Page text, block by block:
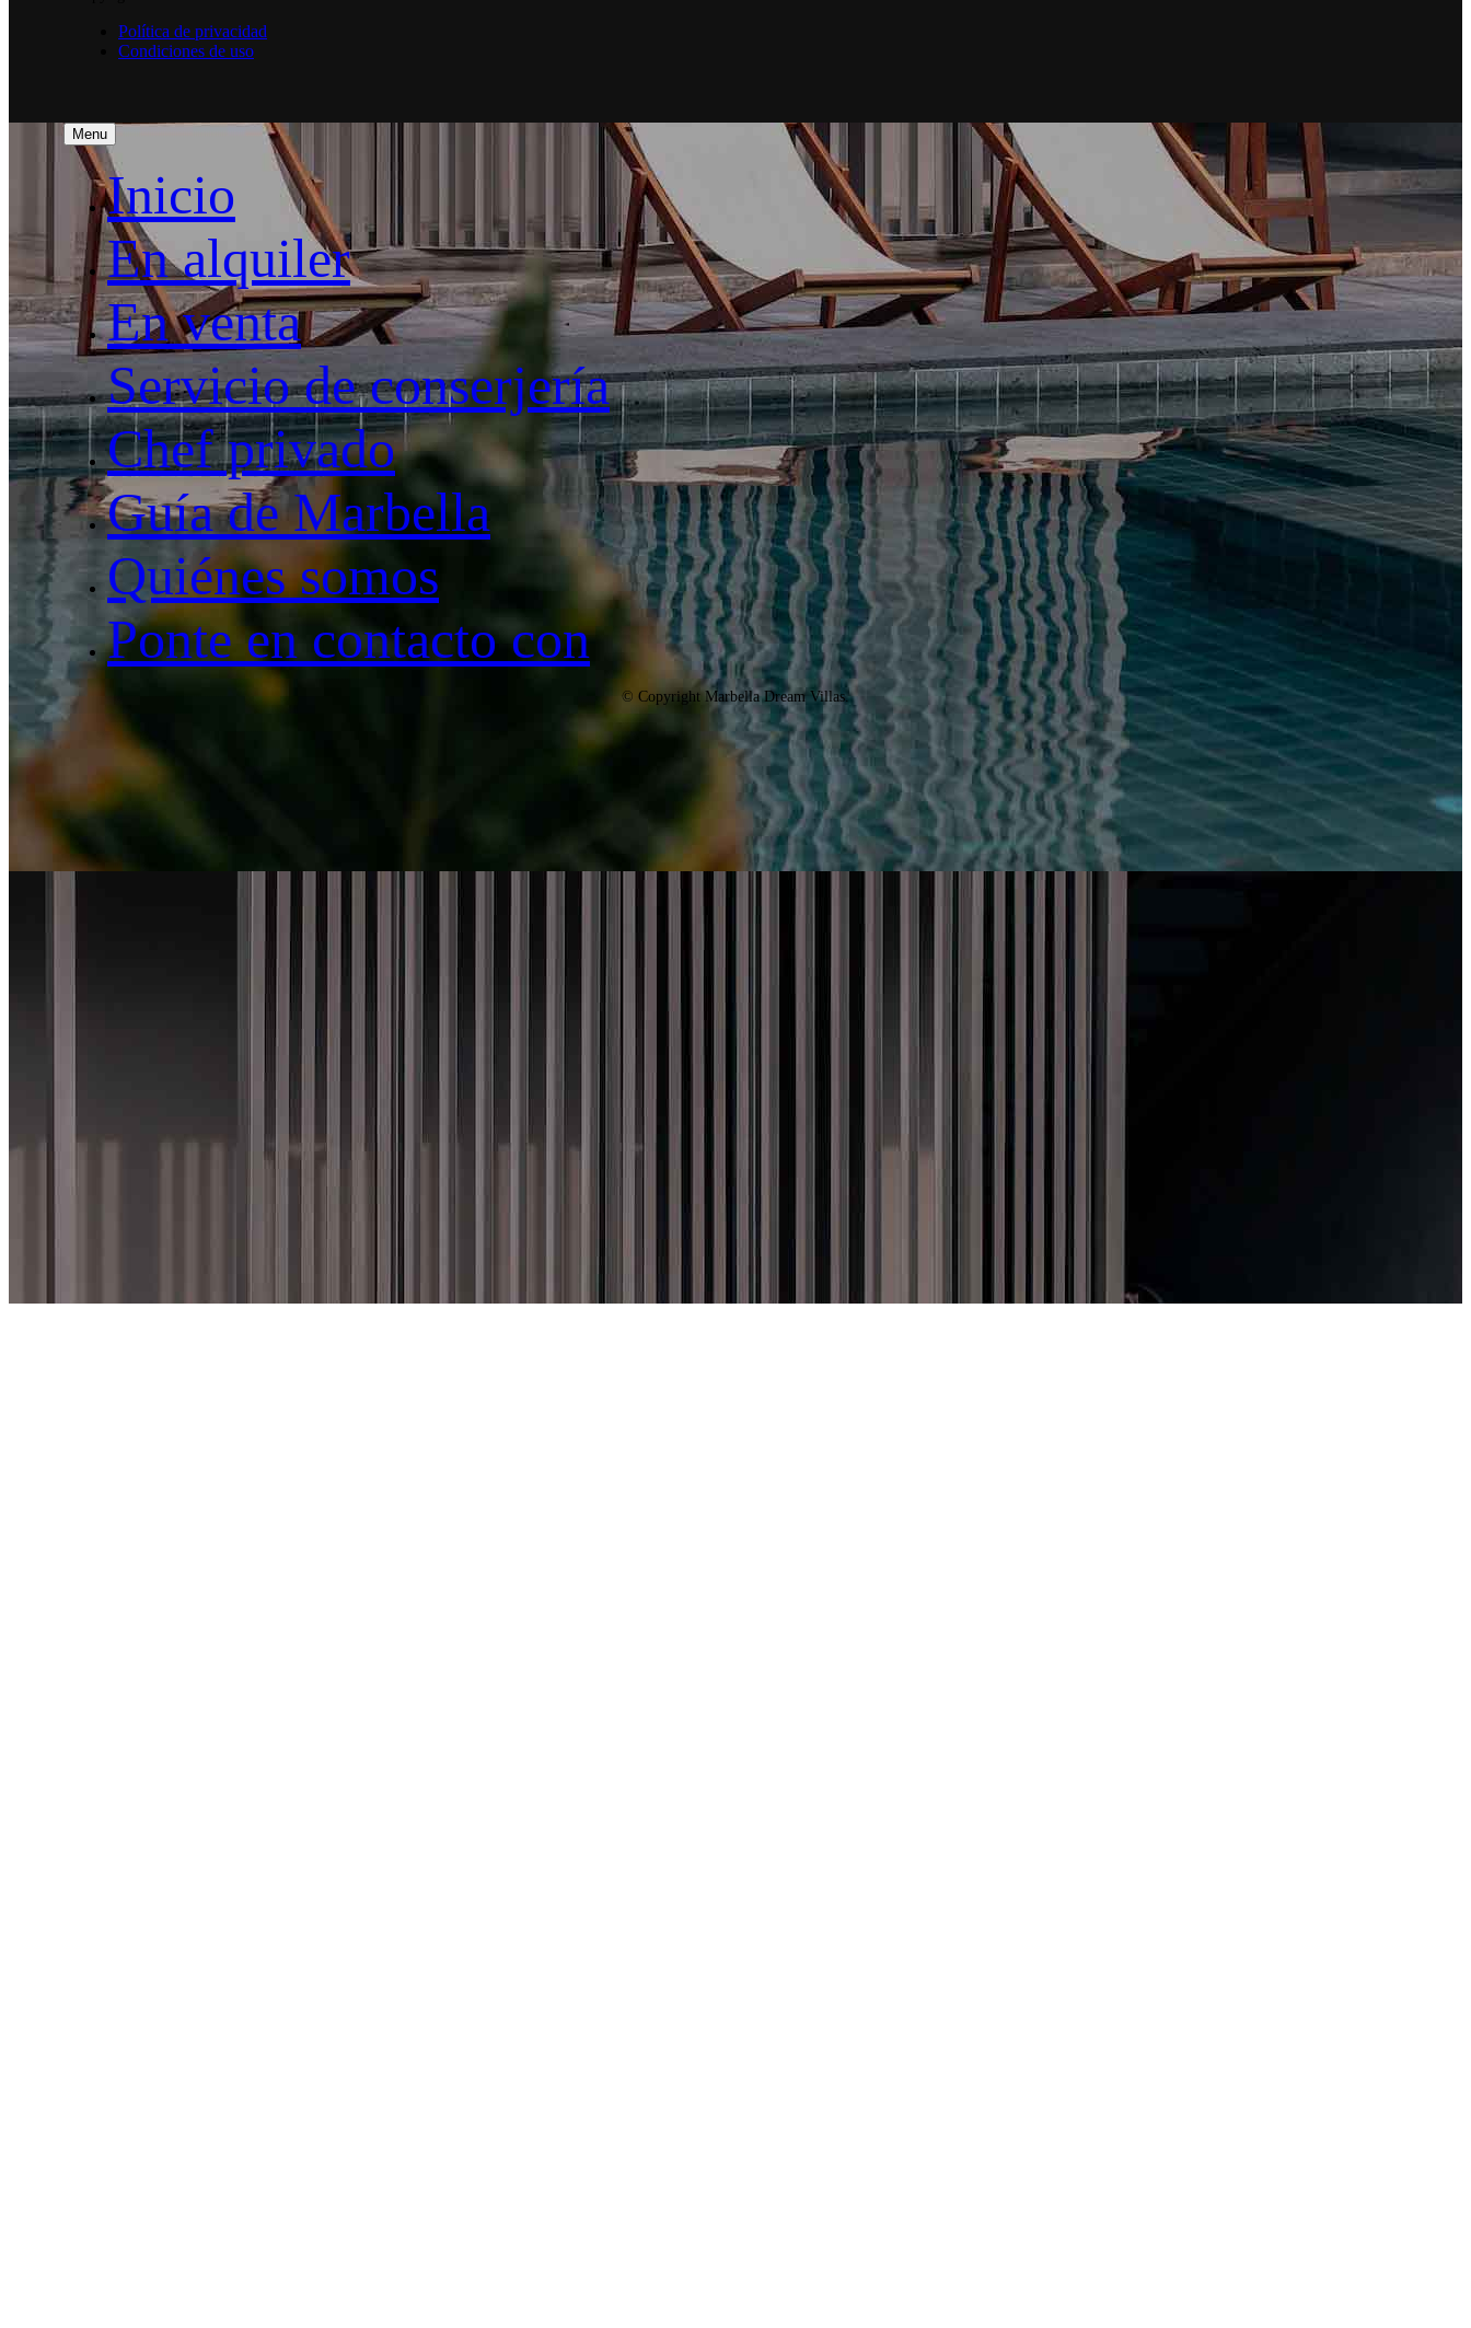
Política de privacidad
Condiciones de uso
Menu
Inicio
En alquiler
En venta
Servicio de conserjería
Chef privado
Guía de Marbella
Quiénes somos
Ponte en contacto con
© Copyright Marbella Dream Villas.